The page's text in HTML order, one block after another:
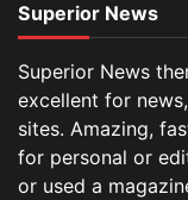
Superior News
Superior News
excellent for
sites. Amazing,
for personal or
or used a